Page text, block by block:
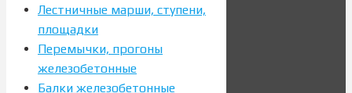
Лестничные марши, ступени,
площадки
Перемычки, прогоны
железобетонные
Балки железобетонные